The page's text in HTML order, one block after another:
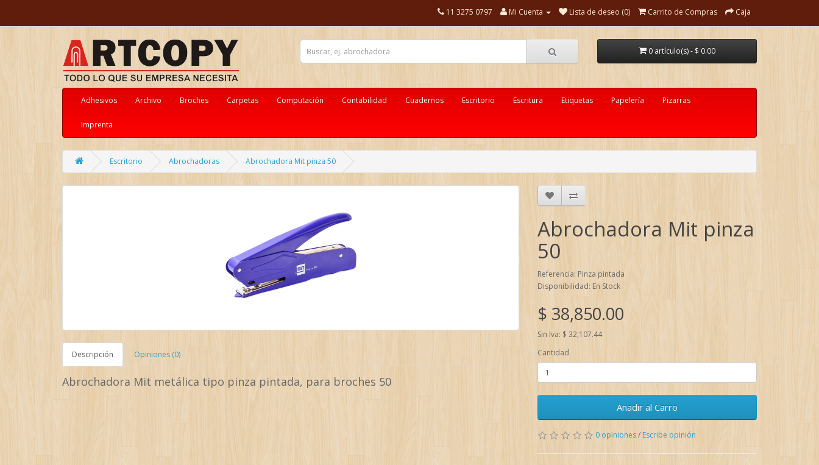
11 3275 0797 Mi Cuenta Lista de deseo (0) Carrito de Compras Caja
0 artículo(s) - $ 0.00
Adhesivos Archivo Broches Carpetas Computación Contabilidad Cuadernos Escritorio Escritura Etiquetas Papelería Pizarras
Imprenta
Escritorio Abrochadoras Abrochadora Mit pinza 50
Descripción Opiniones (0)
Abrochadora Mit metálica tipo pinza pintada, para broches 50
Abrochadora Mit pinza
50
Referencia: Pinza pintada
Disponibilidad: En Stock
$ 38,850.00
Sin Iva: $ 32,107.44
Cantidad
Añadir al Carro
0 opiniones/ Escribe opinión